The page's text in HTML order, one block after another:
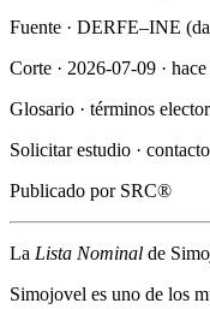
Fuente · DERFE–INE
Corte · 2026-07-09 ·
Glosario · términos
Solicitar estudio · contacto
Publicado por SRC®
La Lista Nominal de
Simojovel es uno de los